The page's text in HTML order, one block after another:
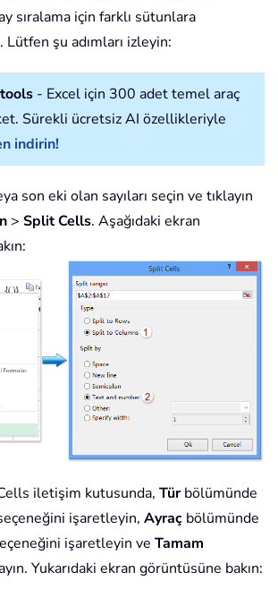
sıralama için farklı sütunlara
şu adımları izleyin:
- Excel için 300 adet temel araç
Sürekli ücretsiz AI özellikleriyle
indirin!
son eki olan sayıları seçin ve tıklayın
> Split Cells. Aşağıdaki ekran
iletişim kutusunda, Türbölümünde
işaretleyin, Ayraç bölümünde
işaretleyin ve Tamam
Yukarıdaki ekran görüntüsüne bakın: